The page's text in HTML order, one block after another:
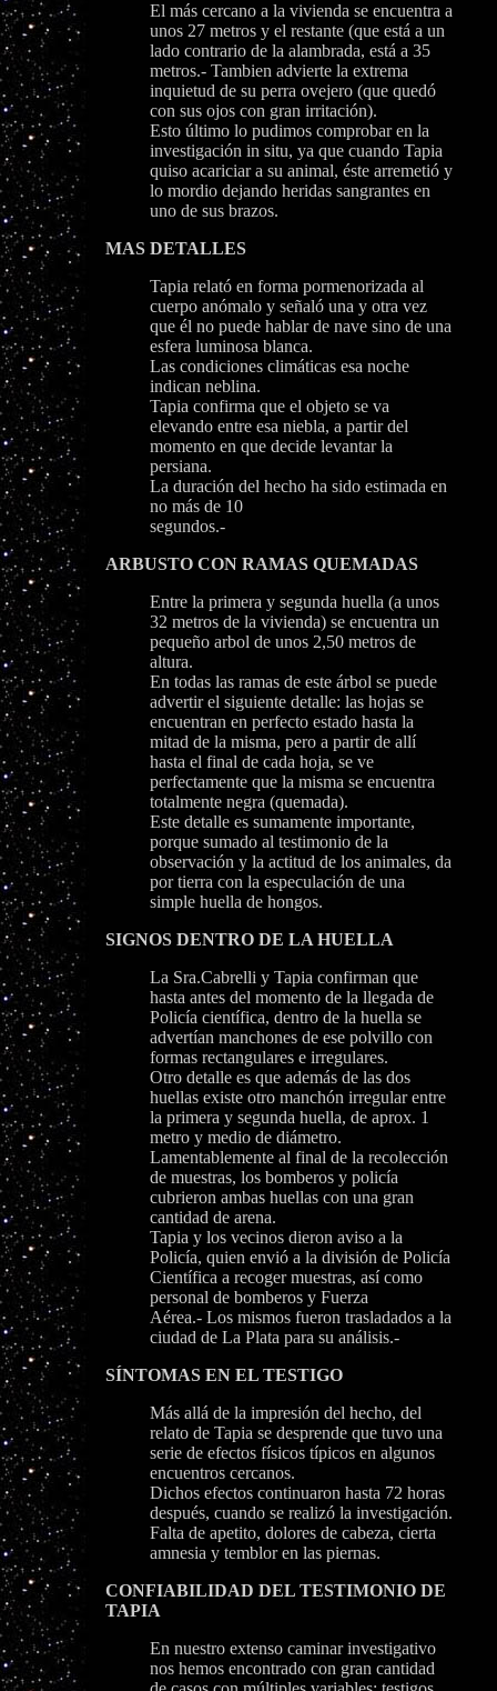
El más cercano a la vivienda se encuentra a
unos 27 metros y el restante (que está a un
lado contrario de la alambrada, está a 35
metros.- Tambien advierte la extrema
inquietud de su perra ovejero (que quedó
con sus ojos con gran irritación).
Esto último lo pudimos comprobar en la
investigación in situ, ya que cuando Tapia
quiso acariciar a su animal, éste arremetió y
lo mordio dejando heridas sangrantes en
uno de sus brazos.
MAS DETALLES
Tapia relató en forma pormenorizada al
cuerpo anómalo y señaló una y otra vez
que él no puede hablar de nave sino de una
esfera luminosa blanca.
Las condiciones climáticas esa noche
indican neblina.
Tapia confirma que el objeto se va
elevando entre esa niebla, a partir del
momento en que decide levantar la
persiana.
La duración del hecho ha sido estimada en
no más de 10
segundos.-
ARBUSTO CON RAMAS QUEMADAS
Entre la primera y segunda huella (a unos
32 metros de la vivienda) se encuentra un
pequeño arbol de unos 2,50 metros de
altura.
En todas las ramas de este árbol se puede
advertir el siguiente detalle: las hojas se
encuentran en perfecto estado hasta la
mitad de la misma, pero a partir de allí
hasta el final de cada hoja, se ve
perfectamente que la misma se encuentra
totalmente negra (quemada).
Este detalle es sumamente importante,
porque sumado al testimonio de la
observación y la actitud de los animales, da
por tierra con la especulación de una
simple huella de hongos.
SIGNOS DENTRO DE LA HUELLA
La Sra.Cabrelli y Tapia confirman que
hasta antes del momento de la llegada de
Policía científica, dentro de la huella se
advertían manchones de ese polvillo con
formas rectangulares e irregulares.
Otro detalle es que además de las dos
huellas existe otro manchón irregular entre
la primera y segunda huella, de aprox. 1
metro y medio de diámetro.
Lamentablemente al final de la recolección
de muestras, los bomberos y policía
cubrieron ambas huellas con una gran
cantidad de arena.
Tapia y los vecinos dieron aviso a la
Policía, quien envió a la división de Policía
Científica a recoger muestras, así como
personal de bomberos y Fuerza
Aérea.- Los mismos fueron trasladados a la
ciudad de La Plata para su análisis.-
SÍNTOMAS EN EL TESTIGO
Más allá de la impresión del hecho, del
relato de Tapia se desprende que tuvo una
serie de efectos físicos típicos en algunos
encuentros cercanos.
Dichos efectos continuaron hasta 72 horas
después, cuando se realizó la investigación.
Falta de apetito, dolores de cabeza, cierta
amnesia y temblor en las piernas.
CONFIABILIDAD DEL TESTIMONIO DE
TAPIA
En nuestro extenso caminar investigativo
nos hemos encontrado con gran cantidad